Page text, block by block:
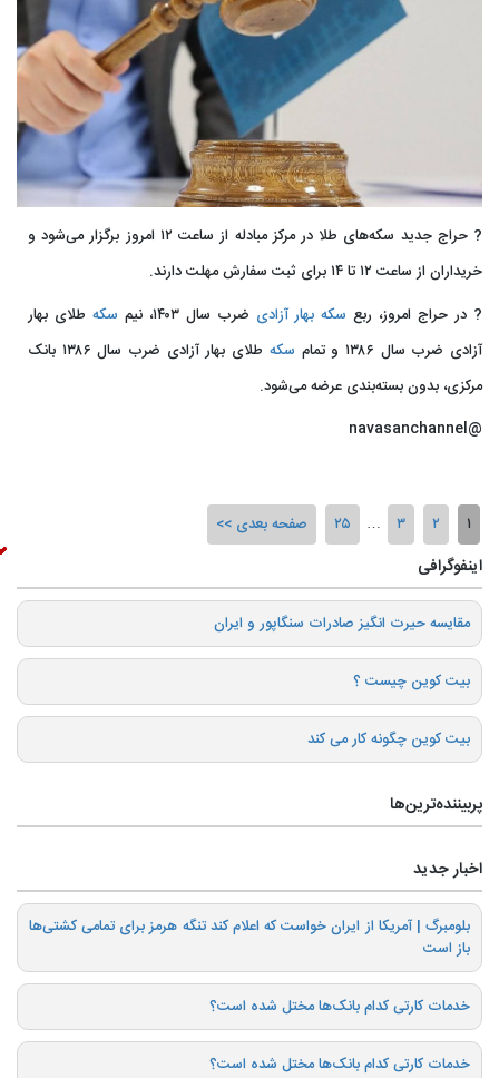
? حراج جدید سکه‌های طلا در مرکز مبادله از ساعت ۱۲ امروز برگزار می‌شود و
خریداران از ساعت ۱۲ تا ۱۴ برای ثبت سفارش مهلت دارند.
? در حراج امروز، ربع سکه بهار آزادیضرب سال ۱۴۰۳، نیم سکهطلای بهار
آزادی ضرب سال ۱۳۸۶ و تمام
سکه
طلای بهار آزادی ضرب سال ۱۳۸۶ بانک
مرکزی، بدون بسته‌بندی عرضه می‌شود.
@navasanchannel
۲ ۳ … ۲۵ صفحه بعدی
اینفوگرافی
️مقایسه حیرت انگیز صادرات سنگاپور و ایران
بیت کوین چیست ؟
بیت کوین چگونه کار می کند
پربیننده‌ترین‌ها
اخبار جدید
بلومبرگ | آمریکا از ایران خواست که اعلام کند تنگه هرمز برای تمامی کشتی‌ها
باز است
خدمات کارتی کدام بانک‌ها مختل شده است؟
خدمات کارتی کدام بانک‌ها مختل شده است؟